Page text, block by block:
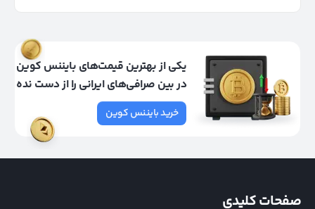
یکی از بهترین قیمت‌های بایننس کوین
در بین صرافی‌های ایرانی را از دست نده
خرید بایننس کوین
صفحات کلیدی